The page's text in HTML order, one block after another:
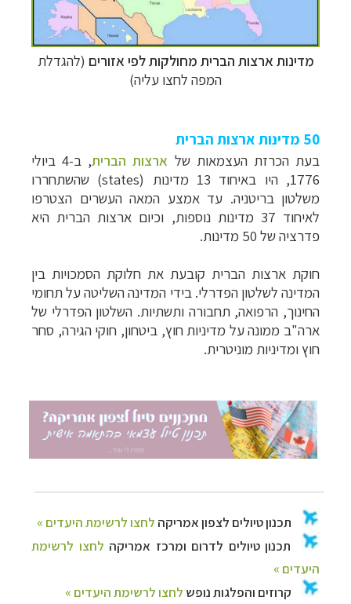
מדינות ארצות הברית מחולקות לפי אזורים (להגדלת
המפה לחצו עליה)
50 מדינות ארצות הברית
בעת הכרזת העצמאות של ארצות הברית
, ב-4 ביולי
1776, היו באיחוד 13 מדינות (states) שהשתחררו
משלטון בריטניה. עד אמצע המאה העשרים הצטרפו
לאיחוד 37 מדינות נוספות, וכיום ארצות הברית היא
פדרציה של 50 מדינות.
חוקת ארצות הברית קובעת את חלוקת הסמכויות בין
המדינה לשלטון הפדרלי. בידי המדינה השליטה על תחומי
החינוך, הרפואה, תחבורה ותשתיות. השלטון הפדרלי של
ארה"ב ממונה על מדיניות חוץ, ביטחון, חוקי הגירה, סחר
חוץ ומדיניות מוניטרית.
תכנוןטיולים לצפון אמריקהלחצו לרשימת היעדים »
תכנון טיולים לדרום ומרכז אמריקה
קרוזים והפלגות נופשלחצו לרשימת היעדים »